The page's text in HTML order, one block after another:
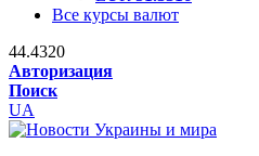
Все курсы валют
44.4320
Авторизация
Поиск
UA